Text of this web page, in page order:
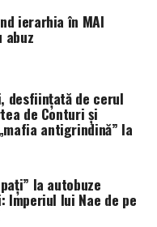
ierarhia în MAI
abuz
desființată de cerul
de Conturi și
antigrindină” la
la autobuze
lui Nae de pe